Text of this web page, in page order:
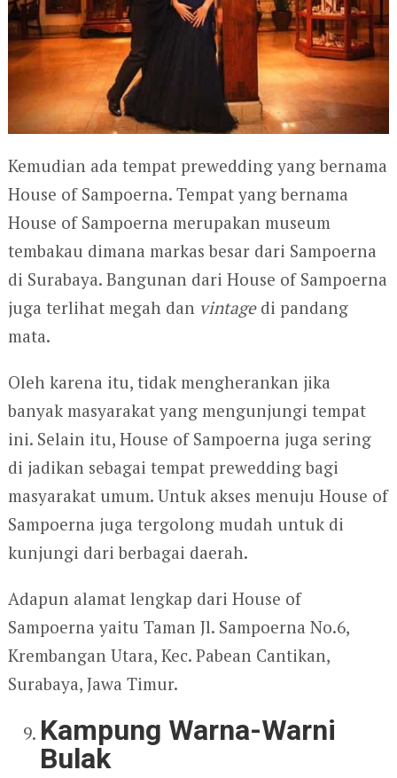
Kemudian ada tempat prewedding yang bernama
House of Sampoerna. Tempat yang bernama
House of Sampoerna merupakan museum
tembakau dimana markas besar dari Sampoerna
di Surabaya. Bangunan dari House of Sampoerna
juga terlihat megah dan vintagedi pandang
mata.
Oleh karena itu, tidak mengherankan jika
banyak masyarakat yang mengunjungi tempat
ini. Selain itu, House of Sampoerna juga sering
di jadikan sebagai tempat prewedding bagi
masyarakat umum. Untuk akses menuju House of
Sampoerna juga tergolong mudah untuk di
kunjungi dari berbagai daerah.
Adapun alamat lengkap dari House of
Sampoerna yaitu Taman Jl. Sampoerna No.6,
Krembangan Utara, Kec. Pabean Cantikan,
Surabaya, Jawa Timur.
Kampung Warna-Warni
Bulak